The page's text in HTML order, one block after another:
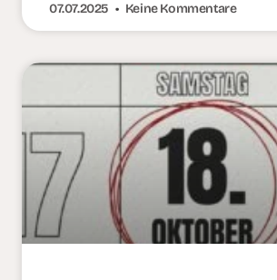
07.07.2025 Keine Kommentare